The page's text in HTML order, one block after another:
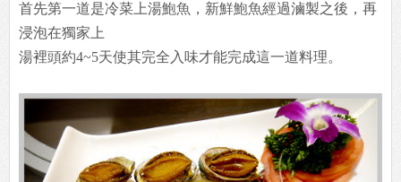
首先第一道是冷菜上湯鮑魚，新鮮鮑魚經過滷製之後，再
浸泡在獨家上
湯裡頭約4~5天使其完全入味才能完成這一道料理。